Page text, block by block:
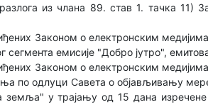
из члана 89. став 1. тачка 11)
Законом о електронским
емисије "Добро јутро",
Законом о електронским
по одлуци Савета о објављивању
у трајању од 15 дана